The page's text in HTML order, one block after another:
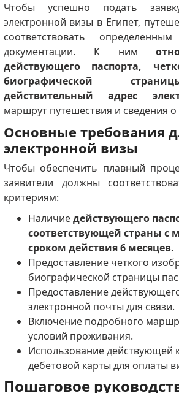
Чтобы успешно подать
электронной визы в Египет,
соответствовать
документации. К ним
действующего паспорта,
биографической
действительный адрес
маршрут путешествия и сведения
Основные требования
электронной визы
Чтобы обеспечить плавный
заявители должны
критериям:
Наличиедействующего
соответствующей страны
сроком действия 6 месяцев.
Предоставление четкого
биографической страницы
Предоставление
электронной почты для связи.
Включение подробного
условий проживания.
Использование действующей
дебетовой карты для оплаты
Пошаговое